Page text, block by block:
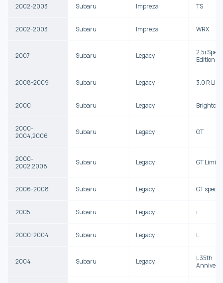
2002-2003 Subaru Impreza TS
2002-2003 Subaru Impreza WRX
2007 Subaru Legacy
2.5i
Edition
2008-2009 Subaru Legacy 3.0 R
2000 Subaru Legacy Brighton
2000-
2004,2006
Subaru Legacy GT
2000-
2002,2008
Subaru Legacy GT
2006-2008 Subaru Legacy GT spec.B
2005 Subaru Legacy i
2000-2004 Subaru Legacy L
2004 Subaru Legacy
L 35th